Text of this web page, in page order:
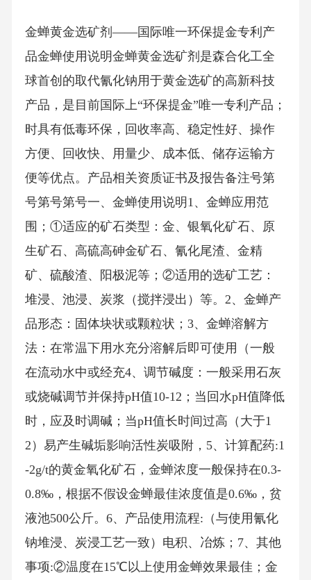
金蝉黄金选矿剂——国际唯一环保提金专利产
品金蝉使用说明金蝉黄金选矿剂是森合化工全
球首创的取代氰化钠用于黄金选矿的高新科技
产品，是目前国际上“环保提金”唯一专利产品；
时具有低毒环保，回收率高、稳定性好、操作
方便、回收快、用量少、成本低、储存运输方
便等优点。产品相关资质证书及报告备注号第
号第号第号一、金蝉使用说明1、金蝉应用范
围；①适应的矿石类型：金、银氧化矿石、原
生矿石、高硫高砷金矿石、氰化尾渣、金精
矿、硫酸渣、阳极泥等；②适用的选矿工艺：
堆浸、池浸、炭浆（搅拌浸出）等。2、金蝉产
品形态：固体块状或颗粒状；3、金蝉溶解方
法：在常温下用水充分溶解后即可使用（一般
在流动水中或经充4、调节碱度：一般采用石灰
或烧碱调节并保持pH值10-12；当回水pH值降低
时，应及时调碱；当pH值长时间过高（大于1
2）易产生碱垢影响活性炭吸附，5、计算配药:1
-2g/t的黄金氧化矿石，金蝉浓度一般保持在0.3-
0.8‰，根据不假设金蝉最佳浓度值是0.6‰，贫
液池500公斤。6、产品使用流程:（与使用氰化
钠堆浸、炭浸工艺一致）电积、冶炼；7、其他
事项:②温度在15℃以上使用金蝉效果最佳；金